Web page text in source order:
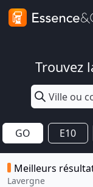
Trouvez
GO E10
Meilleurs
Lavergne